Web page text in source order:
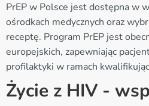
PrEP w Polsce jest dostępna w
ośrodkach medycznych oraz
receptę. Program PrEP jest
europejskich, zapewniając
profilaktyki w ramach
Życie z HIV -